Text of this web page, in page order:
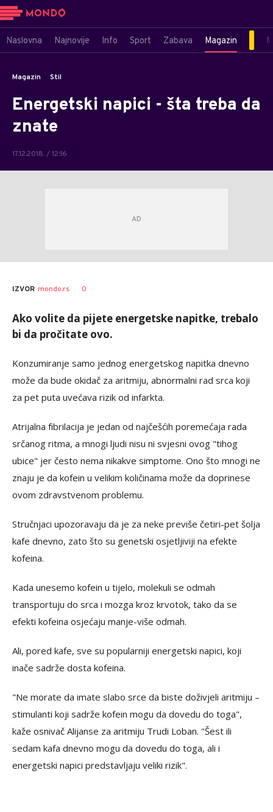
Naslovna Najnovije Info Sport Zabava Magazin
Magazin Stil
Energetski napici - šta treba da
znate
17.12.2018. / 12:16
IZVOR mondo.rs 0
Ako volite da pijete energetske napitke, trebalo
bi da pročitate ovo.
Konzumiranje samo jednog energetskog napitka dnevno
može da bude okidač za aritmiju, abnormalni rad srca koji
za pet puta uvećava rizik od infarkta.
Atrijalna fibrilacija je jedan od najčešćih poremećaja rada
srčanog ritma, a mnogi ljudi nisu ni svjesni ovog "tihog
ubice" jer često nema nikakve simptome. Ono što mnogi ne
znaju je da kofein u velikim količinama može da doprinese
ovom zdravstvenom problemu.
Stručnjaci upozoravaju da je za neke previše četiri-pet šolja
kafe dnevno, zato što su genetski osjetljiviji na efekte
kofeina.
Kada unesemo kofein u tijelo, molekuli se odmah
transportuju do srca i mozga kroz krvotok, tako da se
efekti kofeina osjećaju manje-više odmah.
Ali, pored kafe, sve su popularniji energetski napici, koji
inače sadrže dosta kofeina.
"Ne morate da imate slabo srce da biste doživjeli aritmiju –
stimulanti koji sadrže kofein mogu da dovedu do toga",
kaže osnivač Alijanse za aritmiju Trudi Loban. "Šest ili
sedam kafa dnevno mogu da dovedu do toga, ali i
energetski napici predstavljaju veliki rizik".